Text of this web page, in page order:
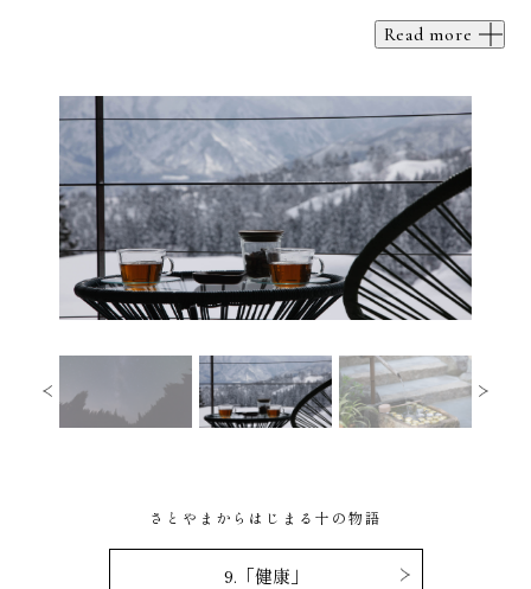
Read more
さとやまからはじまる十の物語
9.「健康」